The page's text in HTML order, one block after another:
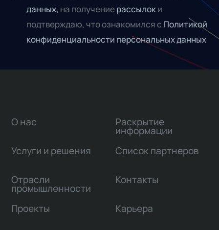
данных, на получениерассылоки
подтверждаю, что ознакомился с Политикой
конфиденциальности персональных данных
О нас
Услуги и решения
Отрасли
промышленности
Проекты
Раскрытие
информации
Список партнеров
Контакты
Карьера